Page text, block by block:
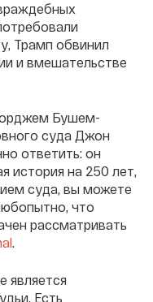
Трамп обвинил
и вмешательстве
Бушем-
суда Джон
ответить: он
история на 250 лет,
суда, вы можете
что
рассматривать
является
Есть